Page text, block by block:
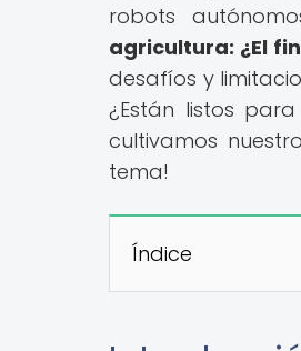
robots
agricultura: ¿El
desafíos y
¿Están listos
cultivamos
tema!
Índice